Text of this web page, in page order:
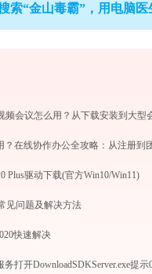
索“金山毒霸”，用电脑医
Plus驱动下载(官方Win10/Win11)
见问题及解决方法
快速解决